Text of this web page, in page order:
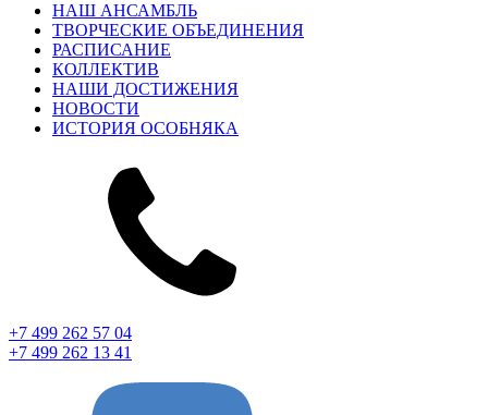
НАШ АНСАМБЛЬ
ТВОРЧЕСКИЕ ОБЪЕДИНЕНИЯ
РАСПИСАНИЕ
КОЛЛЕКТИВ
НАШИ ДОСТИЖЕНИЯ
НОВОСТИ
ИСТОРИЯ ОСОБНЯКА
+7 499 262 57 04
+7 499 262 13 41